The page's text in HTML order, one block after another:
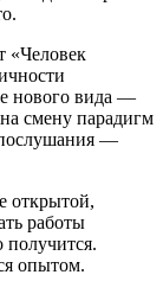
«Человек
нового вида —
смену парадигм
—
открытой,
работы
получится.
опытом.